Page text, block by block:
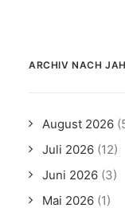
ARCHIV NACH
August 2026
Juli 2026 (12)
Juni 2026 (3)
Mai 2026 (1)